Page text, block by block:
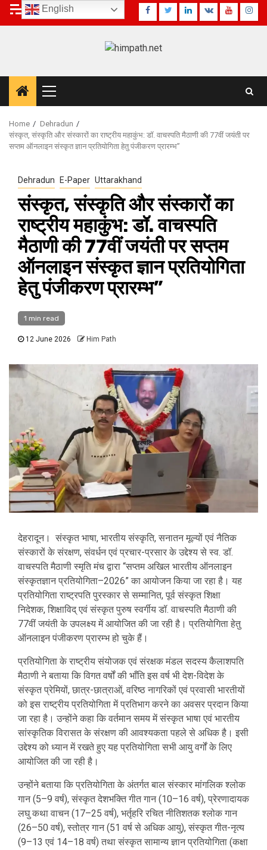
Skip
8 August 2026 Facebook
TwitterLinkedin
VK Youtube
Primary
Menu
Home
Dehradun
संस्कृत, संस्कृति और संस्कारों का राष्ट्रीय महाकुंभ: डॉ. वाचस्पति मैठाणी की 77वीं जयंती पर
सप्तम ऑनलाइन संस्कृत ज्ञान प्रतियोगिता हेतु पंजीकरण प्रारम्भ”
Dehradun E-Paper Uttarakhand
संस्कृत, संस्कृति और संस्कारों का
राष्ट्रीय महाकुंभ: डॉ. वाचस्पति
मैठाणी की 77वीं जयंती पर सप्तम
ऑनलाइन संस्कृत ज्ञान प्रतियोगिता
हेतु पंजीकरण प्रारम्भ”
1 min read
12 June 2026 Him Path
देहरादून। संस्कृत भाषा, भारतीय संस्कृति, सनातन मूल्यों एवं नैतिक
संस्कारों के संरक्षण, संवर्धन एवं प्रचार-प्रसार के उद्देश्य से स्व. डॉ.
वाचस्पति मैठाणी स्मृति मंच द्वारा “सप्तम अखिल भारतीय ऑनलाइन
संस्कृतज्ञान प्रतियोगिता–2026” का आयोजन किया जा रहा है। यह
प्रतियोगिता राष्ट्रपति पुरस्कार से सम्मानित, पूर्व संस्कृत शिक्षा
निदेशक, शिक्षाविद् एवं संस्कृत पुरुष स्वर्गीय डॉ. वाचस्पति मैठाणी की
77वीं जयंती के उपलक्ष्य में आयोजित की जा रही है। प्रतियोगिता हेतु
ऑनलाइन पंजीकरण प्रारम्भ हो चुके हैं।
प्रतियोगिता के राष्ट्रीय संयोजक एवं संरक्षक मंडल सदस्य कैलाशपति
मैठाणी ने बताया कि विगत वर्षों की भाँति इस वर्ष भी देश-विदेश के
संस्कृत प्रेमियों, छात्र-छात्राओं, वरिष्ठ नागरिकों एवं प्रवासी भारतीयों
को इस राष्ट्रीय प्रतियोगिता में प्रतिभाग करने का अवसर प्रदान किया
जा रहा है। उन्होंने कहा कि वर्तमान समय में संस्कृत भाषा एवं भारतीय
सांस्कृतिक विरासत के संरक्षण की आवश्यकता पहले से अधिक है। इसी
उद्देश्य को ध्यान में रखते हुए यह प्रतियोगिता सभी आयु वर्गों के लिए
आयोजित की जा रही है।
उन्होंने बताया कि प्रतियोगिता के अंतर्गत बाल संस्कार मांगलिक श्लोक
गान (5–9 वर्ष), संस्कृत देशभक्ति गीत गान (10–16 वर्ष), प्रेरणादायक
लघु कथा वाचन (17–25 वर्ष), भर्तृहरि रचित नीतिशतक श्लोक गान
(26–50 वर्ष), स्तोत्र गान (51 वर्ष से अधिक आयु), संस्कृत गीत-नृत्य
(9–13 एवं 14–18 वर्ष) तथा संस्कृत सामान्य ज्ञान प्रतियोगिता (कक्षा
English